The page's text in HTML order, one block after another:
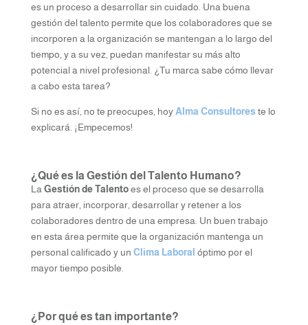
es un proceso a desarrollar sin cuidado. Una buena
gestión del talento permite que los colaboradores que se
incorporen a la organización​ se mantengan a lo largo del
tiempo, y a su vez, puedan manifestar su más alto
potencial a nivel profesional. ¿Tu marca sabe cómo llevar
a cabo esta tarea?
Si no es así, no te preocupes, hoy Alma Consultores te lo
explicará. ¡Empecemos!
¿Qué es la Gestión del Talento Humano?
La Gestión de Talentoes el proceso que se desarrolla
para atraer, incorporar, desarrollar y retener a los
colaboradores dentro de una empresa. Un buen trabajo
en esta área permite que la organización mantenga un
personal calificado y un Clima Laboral óptimo por el
mayor tiempo posible.
¿Por qué es tan importante?